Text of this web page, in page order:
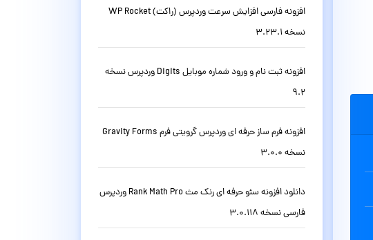
افزونه فارسی افزایش سرعت وردپرس (راکت) WP Rocket
نسخه 3.23.1
افزونه ثبت نام و ورود شماره موبایل Digits وردپرس نسخه
9.2
افزونه فرم ساز حرفه ای وردپرس گرویتی فرم Gravity Forms
نسخه 3.0.0
دانلود افزونه سئو حرفه ای رنک مث Rank Math Pro وردپرس
فارسی نسخه 3.0.118